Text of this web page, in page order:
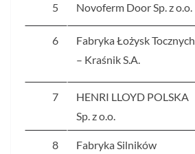
5 Novoferm Door Sp. z o.o.
6
Fabryka Łożysk Tocznych
– Kraśnik S.A.
7
HENRI LLOYD POLSKA
Sp. z o.o.
8
Fabryka Silników